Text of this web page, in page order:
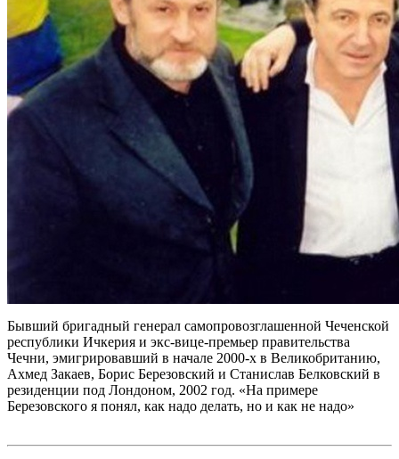
Бывший бригадный генерал самопровозглашенной Чеченской
республики Ичкерия и экс-вице-премьер правительства
Чечни, эмигрировавший в начале 2000-х в Великобританию,
Ахмед Закаев, Борис Березовский и Станислав Белковский в
резиденции под Лондоном, 2002 год. «На примере
Березовского я понял, как надо делать, но и как не надо»